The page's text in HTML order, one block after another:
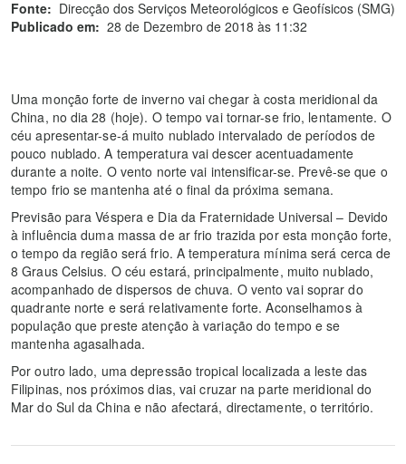
Fonte: Direcção dos Serviços Meteorológicos e Geofísicos (SMG)
Publicado em: 28 de Dezembro de 2018 às 11:32
Uma monção forte de inverno vai chegar à costa meridional da
China, no dia 28 (hoje). O tempo vai tornar-se frio, lentamente. O
céu apresentar-se-á muito nublado intervalado de períodos de
pouco nublado. A temperatura vai descer acentuadamente
durante a noite. O vento norte vai intensificar-se. Prevê-se que o
tempo frio se mantenha até o final da próxima semana.
Previsão para Véspera e Dia da Fraternidade Universal – Devido
à influência duma massa de ar frio trazida por esta monção forte,
o tempo da região será frio. A temperatura mínima será cerca de
8 Graus Celsius. O céu estará, principalmente, muito nublado,
acompanhado de dispersos de chuva. O vento vai soprar do
quadrante norte e será relativamente forte. Aconselhamos à
população que preste atenção à variação do tempo e se
mantenha agasalhada.
Por outro lado, uma depressão tropical localizada a leste das
Filipinas, nos próximos dias, vai cruzar na parte meridional do
Mar do Sul da China e não afectará, directamente, o território.